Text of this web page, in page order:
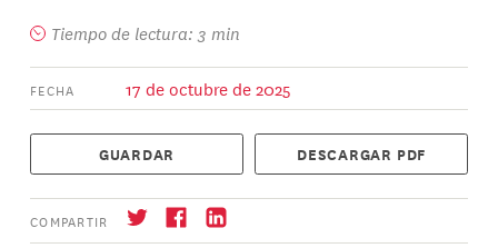
Tiempo de lectura: 3 min
FECHA 17 de octubre de 2025
GUARDAR DESCARGAR PDF
COMPARTIR